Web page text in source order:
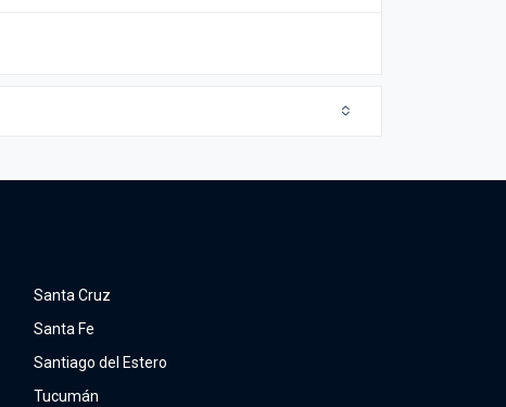
Santa Cruz
Santa Fe
Santiago del Estero
Tucumán